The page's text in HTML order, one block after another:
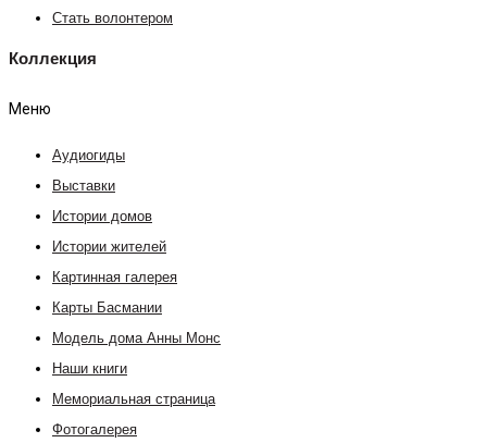
Стать волонтером
Коллекция
Меню
Аудиогиды
Выставки
Истории домов
Истории жителей
Картинная галерея
Карты Басмании
Модель дома Анны Монс
Наши книги
Мемориальная страница
Фотогалерея